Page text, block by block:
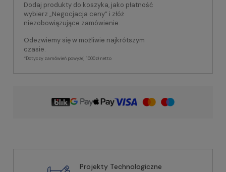
Dodaj produkty do koszyka, jako płatność
wybierz „Negocjacja ceny” i złóż
niezobowiązujące zamówienie.
Odezwiemy się w możliwie najkrótszym
czasie.
*Dotyczy zamówień powyżej 1000zł netto
Projekty Technologiczne